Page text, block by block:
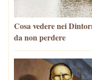
Cosa vedere nei
da non perdere